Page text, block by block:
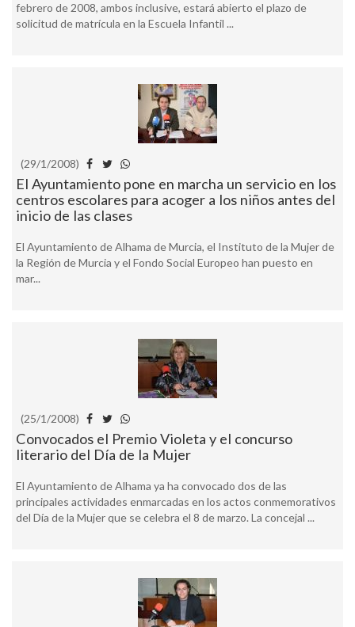
febrero de 2008, ambos inclusive, estará abierto el plazo de
solicitud de matrícula en la Escuela Infantil ...
(29/1/2008)
El Ayuntamiento pone en marcha un servicio en los
centros escolares para acoger a los niños antes del
inicio de las clases
El Ayuntamiento de Alhama de Murcia, el Instituto de la Mujer de
la Región de Murcia y el Fondo Social Europeo han puesto en
mar...
(25/1/2008)
Convocados el Premio Violeta y el concurso
literario del Día de la Mujer
El Ayuntamiento de Alhama ya ha convocado dos de las
principales actividades enmarcadas en los actos conmemorativos
del Día de la Mujer que se celebra el 8 de marzo. La concejal ...